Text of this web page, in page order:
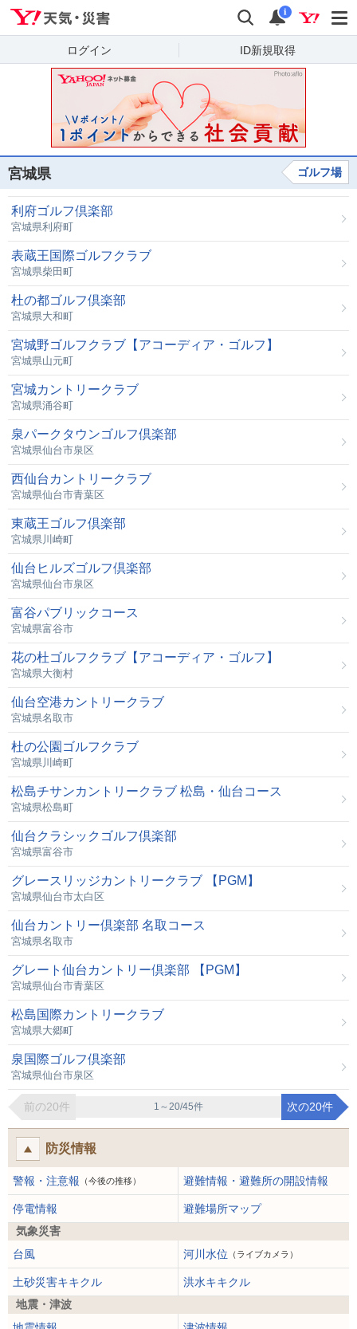
検索 通知
i
ログイン ID新規取得
宮城県 ゴルフ場
利府ゴルフ倶楽部
宮城県利府町
表蔵王国際ゴルフクラブ
宮城県柴田町
杜の都ゴルフ倶楽部
宮城県大和町
宮城野ゴルフクラブ【アコーディア・ゴルフ】
宮城県山元町
宮城カントリークラブ
宮城県涌谷町
泉パークタウンゴルフ倶楽部
宮城県仙台市泉区
西仙台カントリークラブ
宮城県仙台市青葉区
東蔵王ゴルフ倶楽部
宮城県川崎町
仙台ヒルズゴルフ倶楽部
宮城県仙台市泉区
富谷パブリックコース
宮城県富谷市
花の杜ゴルフクラブ【アコーディア・ゴルフ】
宮城県大衡村
仙台空港カントリークラブ
宮城県名取市
杜の公園ゴルフクラブ
宮城県川崎町
松島チサンカントリークラブ 松島・仙台コース
宮城県松島町
仙台クラシックゴルフ倶楽部
宮城県富谷市
グレースリッジカントリークラブ 【PGM】
宮城県仙台市太白区
仙台カントリー倶楽部 名取コース
宮城県名取市
グレート仙台カントリー倶楽部 【PGM】
宮城県仙台市青葉区
松島国際カントリークラブ
宮城県大郷町
泉国際ゴルフ倶楽部
宮城県仙台市泉区
前の20件 1～20/45件 次の20件
防災情報
警報・注意報 （今後の推移） 避難情報・避難所の開設情報
停電情報
避難場所マップ
気象災害
台風
河川水位 （ライブカメラ）
土砂災害キキクル
洪水キキクル
地震・津波